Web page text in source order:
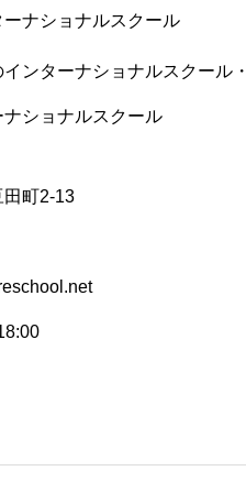
ンターナショナルスクール
ショナルスクール
町2-13